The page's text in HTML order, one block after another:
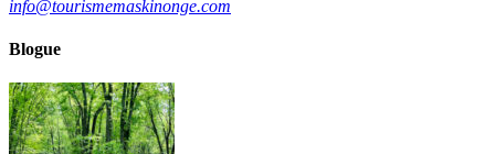
info@tourismemaskinonge.com
Blogue